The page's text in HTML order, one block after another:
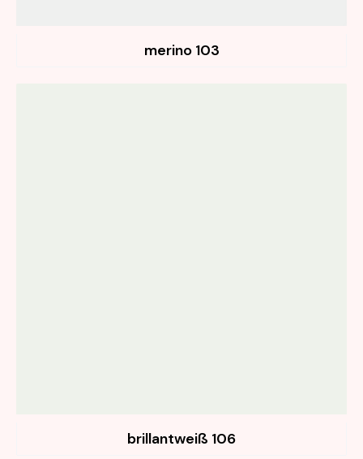
103 merino
106 brillantweiß